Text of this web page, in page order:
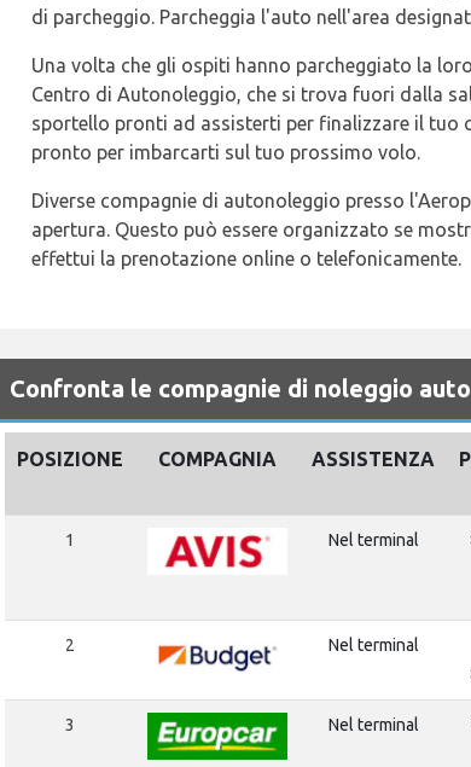
di parcheggio. Parcheggia l'auto nell'area
Una volta che gli ospiti hanno parcheggiato la
Centro di Autonoleggio, che si trova fuori dalla
sportello pronti ad assisterti per finalizzare il
pronto per imbarcarti sul tuo prossimo volo.
Diverse compagnie di autonoleggio presso
apertura. Questo può essere organizzato se
effettui la prenotazione online o telefonicamente.
Confronta le compagnie di noleggio
POSIZIONE COMPAGNIA ASSISTENZA
1 Nel terminal
2 Nel terminal
3 Nel terminal